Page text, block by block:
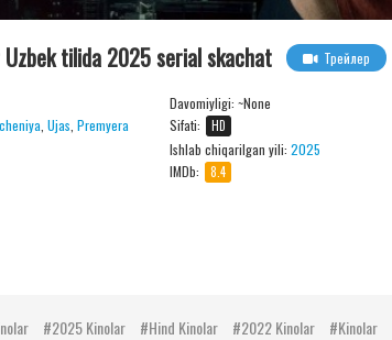
tilida 2025 serial skachat Трейлер
Ujas Premyera
Davomiyligi:~None
Sifati:
HD
Ishlab chiqarilgan yili:2025
IMDb:
8.4
2025 Kinolar Hind Kinolar 2022 Kinolar Kinolar